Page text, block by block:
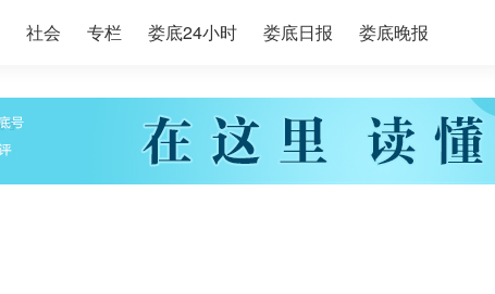
社会 专栏 娄底24小时 娄底日报 娄底晚报